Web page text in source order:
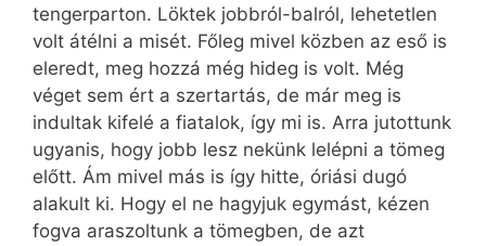
tengerparton. Löktek jobbról-balról, lehetetlen
volt átélni a misét. Főleg mivel közben az eső is
eleredt, meg hozzá még hideg is volt. Még
véget sem ért a szertartás, de már meg is
indultak kifelé a fiatalok, így mi is. Arra jutottunk
ugyanis, hogy jobb lesz nekünk lelépni a tömeg
előtt. Ám mivel más is így hitte, óriási dugó
alakult ki. Hogy el ne hagyjuk egymást, kézen
fogva araszoltunk a tömegben, de azt